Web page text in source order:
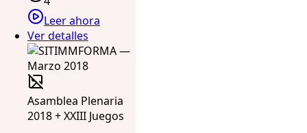
Leer ahora
Ver detalles
Asamblea Plenaria
2018 + XXIII Juegos